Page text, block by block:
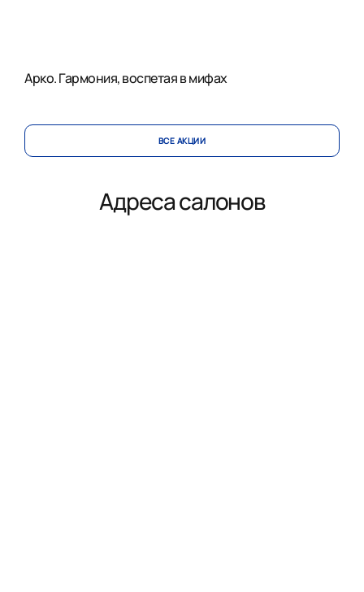
Арко. Гармония, воспетая в мифах
ВСЕ АКЦИИ
Адреса салонов